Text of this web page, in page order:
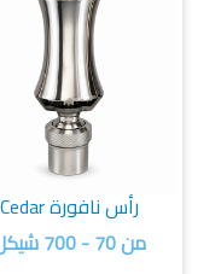
رأس نافورة Cedar
من 70 - 700 شيكل